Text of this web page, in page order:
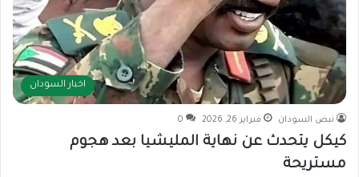
اخبار السودان
نبض السودان فبراير 26, 2026 0
كيكل يتحدث عن نهاية المليشيا بعد هجوم
مستريحة